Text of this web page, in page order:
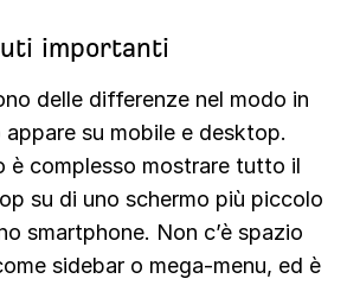
importanti
delle differenze nel modo in
su mobile e desktop.
è complesso mostrare tutto il
su di uno schermo più piccolo
smartphone. Non c’è spazio
sidebar o mega-menu, ed è